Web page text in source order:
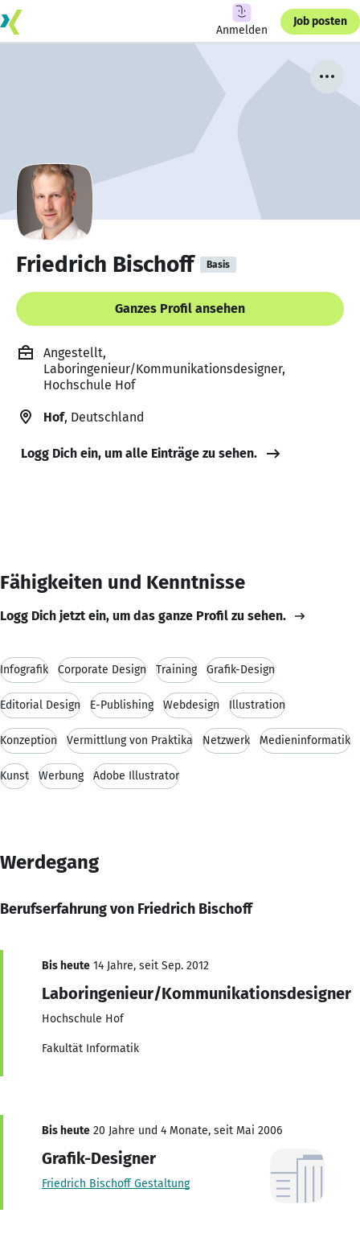
Anmelden
Job posten
Friedrich Bischoff Basis
Ganzes Profil ansehen
Angestellt,
Laboringenieur/Kommunikationsdesigner,
Hochschule Hof
Hof, Deutschland
Logg Dich ein, um alle Einträge zu sehen.
Fähigkeiten und Kenntnisse
Logg Dich jetzt ein, um das ganze Profil zu sehen.
Infografik Corporate Design Training Grafik-Design
Editorial Design E-Publishing Webdesign Illustration
Konzeption Vermittlung von Praktika Netzwerk Medieninformatik
Kunst Werbung Adobe Illustrator
Werdegang
Berufserfahrung von Friedrich Bischoff
Bis heute 14 Jahre, seit Sep. 2012
Laboringenieur/Kommunikationsdesigner
Hochschule Hof
Fakultät Informatik
Bis heute 20 Jahre und 4 Monate, seit Mai 2006
Grafik-Designer
Friedrich Bischoff Gestaltung